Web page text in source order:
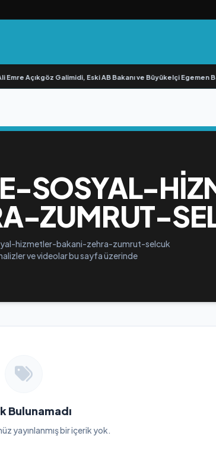
Açıkgöz Galimidi, Eski AB Bakanı ve Büyükelçi Egemen
SOSYAL-
ZUMRUT-
hizmetler-bakani-zehra-zumrut-selcuk
ve videolar bu sayfa üzerinde
Bulunamadı
yayınlanmış bir içerik yok.